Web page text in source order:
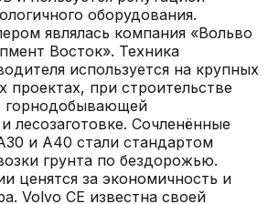
оборудования.
являлась компания «Вольво
Восток». Техника
используется на крупных
проектах, при строительстве
горнодобывающей
лесозаготовке. Сочленённые
и A40 стали стандартом
грунта по бездорожью.
ценятся за экономичность и
Volvo CE известна своей